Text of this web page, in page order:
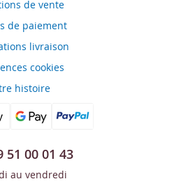
de vente
de paiement
livraison
cookies
histoire
51 00 01 43
au vendredi